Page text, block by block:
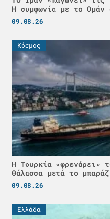
Η συμφωνία με το Ομάν
09.08.26
Κόσμος
Η Τουρκία «φρενάρει»
Θάλασσα μετά το
09.08.26
Ελλάδα